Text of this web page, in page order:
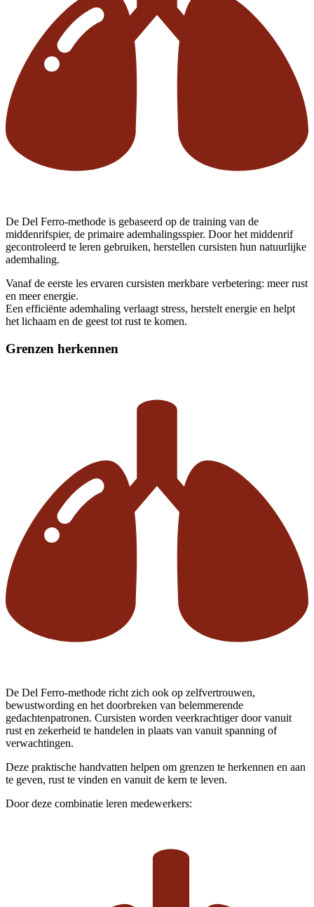
De Del Ferro-methode is gebaseerd op de training van de
middenrifspier, de primaire ademhalingsspier. Door het middenrif
gecontroleerd te leren gebruiken, herstellen cursisten hun natuurlijke
ademhaling.
Vanaf de eerste les ervaren cursisten merkbare verbetering: meer rust
en meer energie.
Een efficiënte ademhaling verlaagt stress, herstelt energie en helpt
het lichaam en de geest tot rust te komen.
Grenzen herkennen
De Del Ferro-methode richt zich ook op zelfvertrouwen,
bewustwording en het doorbreken van belemmerende
gedachtenpatronen. Cursisten worden veerkrachtiger door vanuit
rust en zekerheid te handelen in plaats van vanuit spanning of
verwachtingen.
Deze praktische handvatten helpen om grenzen te herkennen en aan
te geven, rust te vinden en vanuit de kern te leven.
Door deze combinatie leren medewerkers: